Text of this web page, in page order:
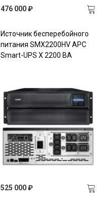
476 000 ₽
Источник бесперебойного
питания SMX2200HV APC
Smart-UPS X 2200 ВА
525 000 ₽